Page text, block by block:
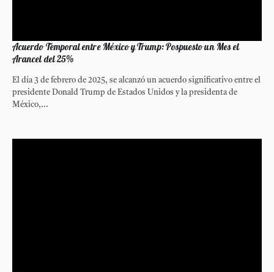
Acuerdo Temporal entre México y Trump: Pospuesto un Mes el
Arancel del 25%
El día 3 de febrero de 2025, se alcanzó un acuerdo significativo entre el
presidente Donald Trump de Estados Unidos y la presidenta de
México,...